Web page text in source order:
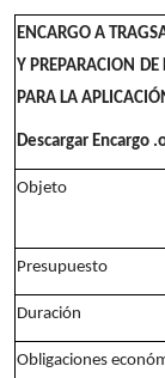
ENCARGO A
Y PREPARACION
PARA LA
Descargar Encargo
Objeto
Presupuesto
Duración
Obligaciones